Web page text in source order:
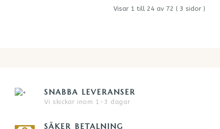
Visar 1 till 24 av 72 ( 3 sidor )
SNABBA LEVERANSER
Vi skickar inom 1-3 dagar
SÄKER BETALNING